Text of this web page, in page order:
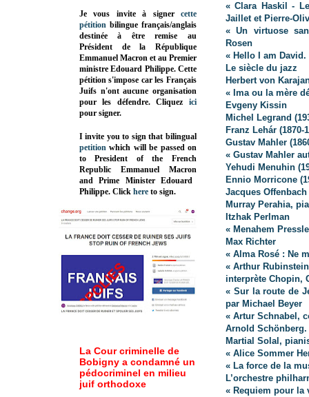
« Clara Haskil -
Jaillet et Pierre-
« Un virtuose
Rosen
« Hello I am
Le siècle du jazz
Herbert von
« Ima ou la mère
Evgeny Kissin
Michel Legrand
Franz Lehár (1870-
Gustav Mahler
« Gustav Mahler
Yehudi Menuhin
Ennio Morricone
Jacques Offenbach
Murray Perahia,
Itzhak Perlman
« Menahem
Max Richter
« Alma Rosé : Ne
« Arthur
interprète Chopin,
« Sur la route de
par Michael Beyer
« Artur Schnabel,
Arnold
Martial Solal,
« Alice Sommer
« La force de la
L’orchestre
« Requiem pour la
Je vous invite à signer cette
pétition bilingue français/anglais
destinée à être remise au
Président de la République
Emmanuel Macron et au Premier
ministre Edouard Philippe. Cette
pétition s'impose car les Français
Juifs n'ont aucune organisation
pour les défendre. Cliquez
ici
pour signer.
I invite you to sign that bilingual
petition which will be passed on
to President of the French
Republic Emmanuel Macron
and Prime MinisterEdouard
Philippe. Click here to sign.
La Cour criminelle de
Bobigny a condamné un
pédocriminel en milieu
juif orthodoxe